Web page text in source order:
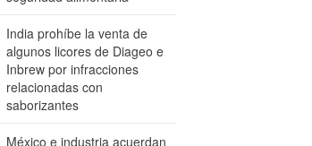
India prohíbe la venta de
algunos licores de Diageo e
Inbrew por infracciones
relacionadas con
saborizantes
México e industria acuerdan